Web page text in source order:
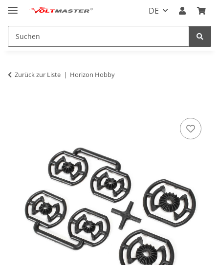
DE
Zurück zur Liste Horizon Hobby